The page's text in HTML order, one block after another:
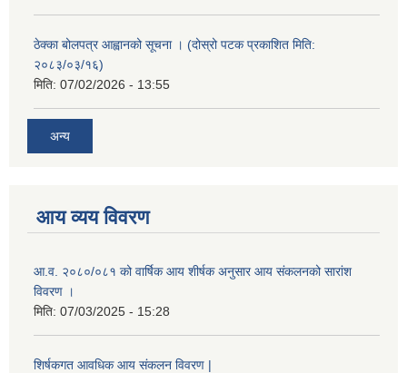
ठेक्का बोलपत्र आह्वानको सूचना । (दोस्रो पटक प्रकाशित मिति:
२०८३/०३/१६)
मिति: 07/02/2026 - 13:55
अन्य
आय व्यय विवरण
आ.व. २०८०/०८१ को वार्षिक आय शीर्षक अनुसार आय संकलनको सारांश
विवरण ।
मिति: 07/03/2025 - 15:28
शिर्षकगत आवधिक आय संकलन विवरण |